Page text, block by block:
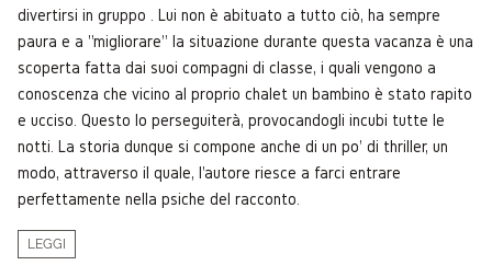
divertirsi in gruppo . Lui non è abituato a tutto ciò, ha sempre
paura e a "migliorare" la situazione durante questa vacanza è una
scoperta fatta dai suoi compagni di classe, i quali vengono a
conoscenza che vicino al proprio chalet un bambino è stato rapito
e ucciso. Questo lo perseguiterà, provocandogli incubi tutte le
notti. La storia dunque si compone anche di un po' di thriller, un
modo, attraverso il quale, l'autore riesce a farci entrare
perfettamente nella psiche del racconto.
LEGGI